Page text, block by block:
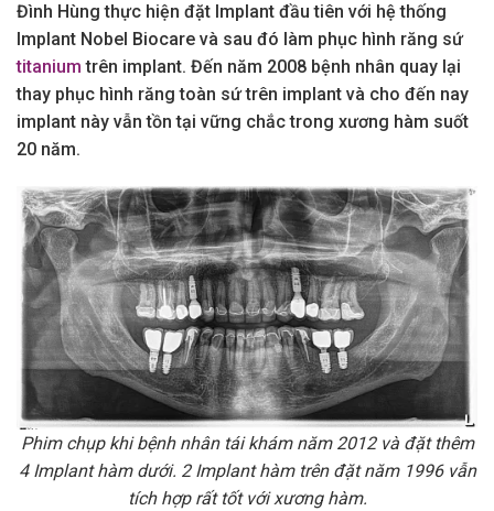
Đình Hùng thực hiện đặt Implant đầu tiên với hệ thống
Implant Nobel Biocare và sau đó làm phục hình răng sứ
titanium trên implant. Đến năm 2008 bệnh nhân quay lại
thay phục hình răng toàn sứ trên implant và cho đến nay
implant này vẫn tồn tại vững chắc trong xương hàm suốt
20 năm.
Phim chụp khi bệnh nhân tái khám năm 2012 và đặt thêm
4 Implant hàm dưới. 2 Implant hàm trên đặt năm 1996 vẫn
tích hợp rất tốt với xương hàm.